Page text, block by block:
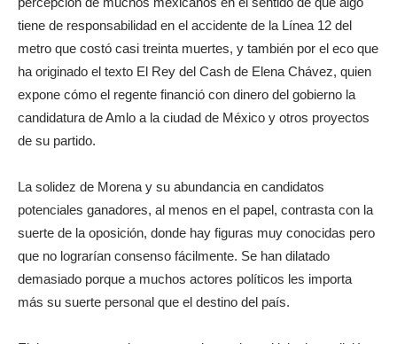
tiene de responsabilidad en el accidente de la Línea 12 del
metro que costó casi treinta muertes, y también por el eco que
ha originado el texto El Rey del Cash de Elena Chávez, quien
expone cómo el regente financió con dinero del gobierno la
candidatura de Amlo a la ciudad de México y otros proyectos
de su partido.
La solidez de Morena y su abundancia en candidatos
potenciales ganadores, al menos en el papel, contrasta con la
suerte de la oposición, donde hay figuras muy conocidas pero
que no lograrían consenso fácilmente. Se han dilatado
demasiado porque a muchos actores políticos les importa
más su suerte personal que el destino del país.